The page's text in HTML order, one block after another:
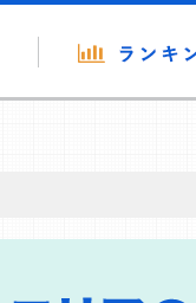
す。 ただし、特定の商